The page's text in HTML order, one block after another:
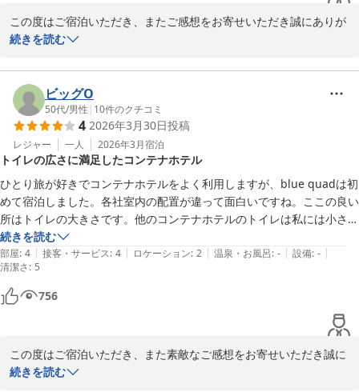
またのご来館を心よりお待ちしております。
ｂｌｕｅ ｑｕａｄ ｈｏｔｅｌ 諏訪
2026-04-19
この度はご宿泊いただき、またご感想をお寄せいただき誠にありが
とうございます。
客室の電子レンジや大型冷蔵庫、プロジェクター設備についてご満
足いただけたようで大変嬉しく思います。プロジェクターではイン
ターネットの動画や映画をお楽しみいただけるようにしております
が、地上波やBS放送に対応しておらず、ご不便をおかけし申し訳ご
ざいません。いただいたご意見は今後の設備改善の参考とさせてい
ただきます。
また、シャワールームの鏡につきましても貴重なご意見をありがと
うございます。より快適にお過ごしいただけるよう、今後の検討課
題とさせていただきます。
今後もより良い滞在をご提供できるよう努めてまいりますので、ま
た機会がございましたらぜひご利用ください。スタッフ一同心より
お待ちしております。
2026-04-05
続きを読む
ビッグO
50代/男性 | 10件のクチコミ
4 2026年3月30日投稿
レジャー 一人 2026年3月宿泊
トイレの広さに満足したコンテナホテル
ひとり旅が好きでコンテナホテルをよく利用しますが、blue quadは初
めて宿泊しました。各社室内の配置が違って面白いですね。ここの良い
所はトイレの大きさです。他のコンテナホテルのトイレは私には小さ過
ぎます。常々トイレさえもう少し大きければと思っていたので満足しま
した。
続きを読む
部屋: 4 | 接客・サービス: 4 | ロケーション: 2 | 温泉・お風呂: - | 設備: - |
清潔さ: 5
756
この度はご宿泊いただき、また素敵なご感想をお寄せいただき誠に
ありがとうございます。
続きを読む